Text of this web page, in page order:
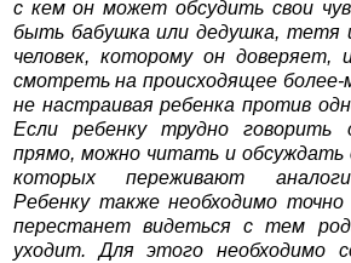
с кем он может обсудить свои
быть бабушка или дедушка, тетя
человек, которому он
смотреть на происходящее более-
не настраивая ребенка против
Если ребенку трудно говорить
прямо, можно читать и обсуждать
которых переживают
Ребенку также необходимо
перестанет видеться с тем
уходит. Для этого необходимо